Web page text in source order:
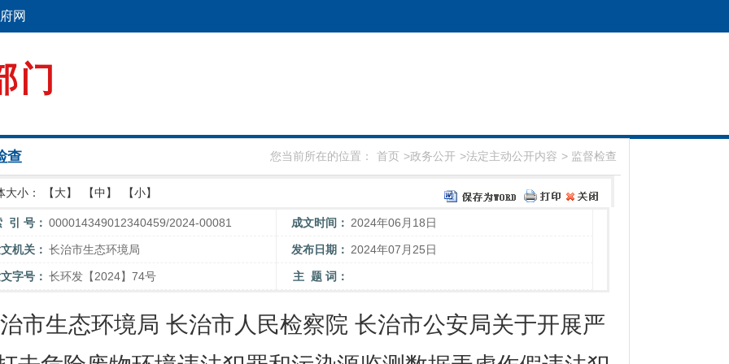
网
门
查 您当前所在的位置： 首页 >政务公开 >法定主动公开内容 > 监督检查
大小： 【大】 【中】 【小】
引 号： 000014349012340459/2024-00081 成文时间： 2024年06月18日
机关： 长治市生态环境局 发布日期： 2024年07月25日
字号： 长环发【2024】74号 主 题 词：
市生态环境局 长治市人民检察院 长治市公安局关于开展严